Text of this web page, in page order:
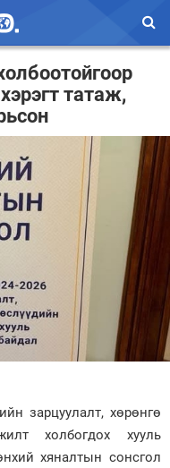
татаж,
зарцуулалт, хөрөнгө
холбогдох хууль
хяналтын сонсгол